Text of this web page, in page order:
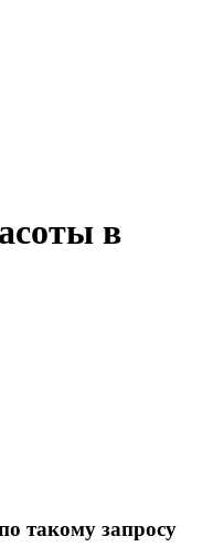
в
такому запросу